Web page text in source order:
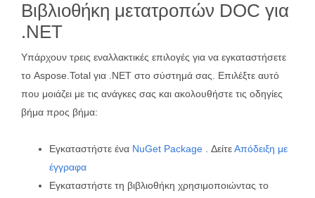
Βιβλιοθήκη μετατροπών DOC για
.NET
Υπάρχουν τρεις εναλλακτικές επιλογές για να εγκαταστήσετε
το Aspose.Total για .NET στο σύστημά σας. Επιλέξτε αυτό
που μοιάζει με τις ανάγκες σας και ακολουθήστε τις οδηγίες
βήμα προς βήμα:
Εγκαταστήστε ένα NuGet Package . ΔείτεΑπόδειξη με
έγγραφα
Εγκαταστήστε τη βιβλιοθήκη χρησιμοποιώντας το